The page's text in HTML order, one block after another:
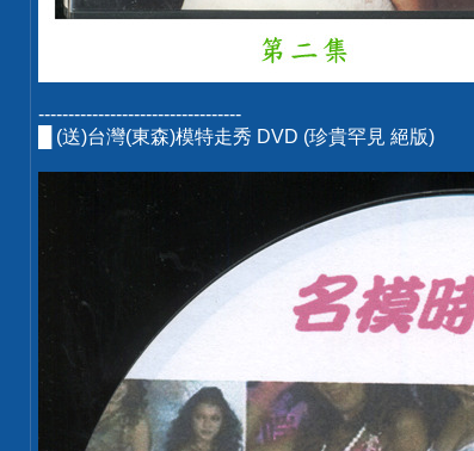
----------------------------------
█ (送)台灣(東森)模特走秀 DVD (珍貴罕見 絕版)